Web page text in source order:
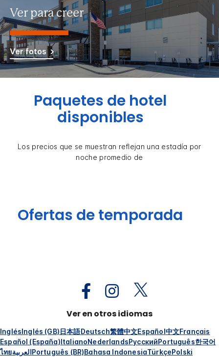
Ver para creer
Ver fotos
Paquetes de hotel
disponibles
Los precios que se muestran reflejan una estadía por
noche promedio de
Ofertas de temporada
Ver en otros idiomas
InglésInglés (GB)日本語Deutsch繁體中文Español中文Français
Español (España)ItalianoNederlandsРусскийPortuguês한국어
ไทยالعربيةPortuguês (BR)Bahasa IndonesiaTürkçePolski